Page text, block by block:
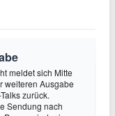
meldet sich Mitte
weiteren Ausgabe
zurück.
Sendung nach